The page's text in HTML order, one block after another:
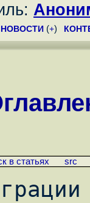
НОВОСТИ (+)
в статьях src